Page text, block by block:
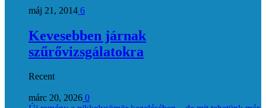
máj 21, 2014 6
Kevesebben járnak
szűrővizsgálatokra
Recent
márc 20, 2026 0